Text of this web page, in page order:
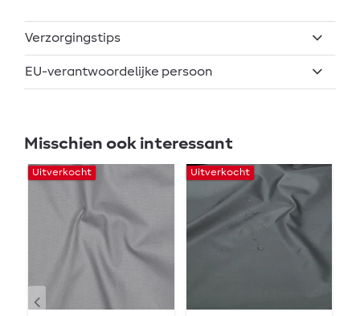
Verzorgingstips
EU-verantwoordelijke persoon
Misschien ook interessant
Uitverkocht Uitverkocht